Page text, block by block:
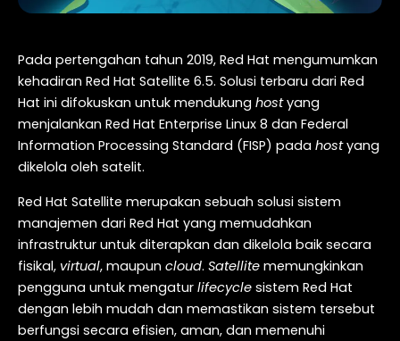
Pada pertengahan tahun 2019, Red Hat mengumumkan
kehadiran Red Hat Satellite 6.5. Solusi terbaru dari Red
Hat ini difokuskan untuk mendukung hostyang
menjalankan Red Hat Enterprise Linux 8 dan Federal
Information Processing Standard (FISP) pada hostyang
dikelola oleh satelit.
Red Hat Satellite merupakan sebuah solusi sistem
manajemen dari Red Hat yang memudahkan
infrastruktur untuk diterapkan dan dikelola baik secara
fisikal, virtual, maupun cloud. Satellite memungkinkan
pengguna untuk mengatur lifecycle sistem Red Hat
dengan lebih mudah dan memastikan sistem tersebut
berfungsi secara efisien, aman, dan memenuhi